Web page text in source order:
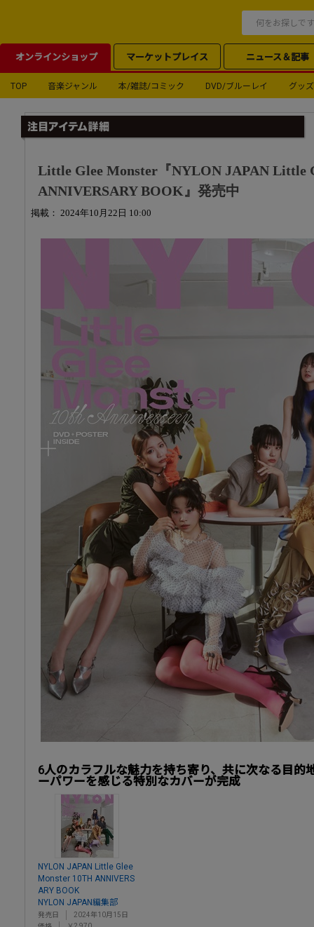
オンラインショップ マーケットプレイス ニュース＆記事
TOP 音楽ジャンル 本/雑誌/コミック DVD/ブルーレイ グッズ
Little Glee Monster『NYLON JAPAN Little
ANNIVERSARY BOOK』発売中
掲載： 2024年10月22日 10:00
6人のカラフルな魅力を持ち寄り、共に次なる目的
ーパワーを感じる特別なカバーが完成
NYLON JAPAN Little Glee
Monster 10TH ANNIVERS
ARY BOOK
NYLON JAPAN編集部
発売日
2024年10月15日